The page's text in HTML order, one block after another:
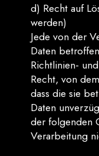
d) Recht auf
werden)
Jede von der
Daten
Richtlinien-
Recht, von
dass die sie
Daten
der folgenden
Verarbeitung